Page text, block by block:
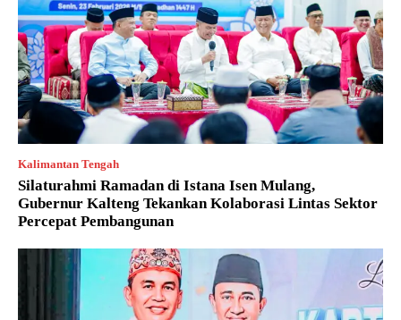
Kalimantan Tengah
Silaturahmi Ramadan di Istana Isen Mulang,
Gubernur Kalteng Tekankan Kolaborasi Lintas Sektor
Percepat Pembangunan